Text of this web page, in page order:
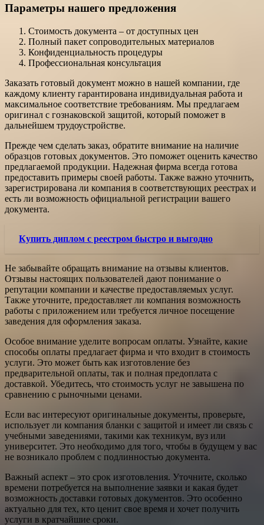
Параметры нашего предложения
Стоимость документа – от доступных цен
Полный пакет сопроводительных материалов
Конфиденциальность процедуры
Профессиональная консультация
Заказать готовый документ можно в нашей компании, где
каждому клиенту гарантирована индивидуальная работа и
максимальное соответствие требованиям. Мы предлагаем
оригинал с гознаковской защитой, который поможет в
дальнейшем трудоустройстве.
Прежде чем сделать заказ, обратите внимание на наличие
образцов готовых документов. Это поможет оценить качество
предлагаемой продукции. Надежная фирма всегда готова
предоставить примеры своей работы. Также важно уточнить,
зарегистрирована ли компания в соответствующих реестрах и
есть ли возможность официальной регистрации вашего
документа.
Купить диплом с реестром быстро и выгодно
Не забывайте обращать внимание на отзывы клиентов.
Отзывы настоящих пользователей дают понимание о
репутации компании и качестве предоставляемых услуг.
Также уточните, предоставляет ли компания возможность
работы с приложением или требуется личное посещение
заведения для оформления заказа.
Особое внимание уделите вопросам оплаты. Узнайте, какие
способы оплаты предлагает фирма и что входит в стоимость
услуги. Это может быть как изготовление без
предварительной оплаты, так и полная предоплата с
доставкой. Убедитесь, что стоимость услуг не завышена по
сравнению с рыночными ценами.
Если вас интересуют оригинальные документы, проверьте,
использует ли компания бланки с защитой и имеет ли связь с
учебными заведениями, такими как техникум, вуз или
университет. Это необходимо для того, чтобы в будущем у вас
не возникало проблем с подлинностью документа.
Важный аспект – это срок изготовления. Уточните, сколько
времени потребуется на выполнение заявки и какая будет
возможность доставки готовых документов. Это особенно
актуально для тех, кто ценит свое время и хочет получить
услуги в кратчайшие сроки.